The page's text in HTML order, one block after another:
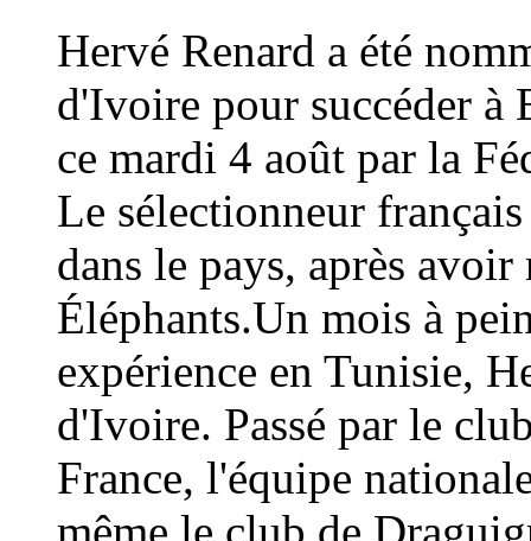
Hervé Renard a été
d'Ivoire pour succéder à
ce mardi 4 août par la
Le sélectionneur
dans le pays, après
Éléphants.Un mois à
expérience en Tunisie,
d'Ivoire. Passé par le
France, l'équipe
même le club de